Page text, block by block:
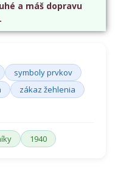
a máš dopravu
symboly prvkov
zákaz žehlenia
1940